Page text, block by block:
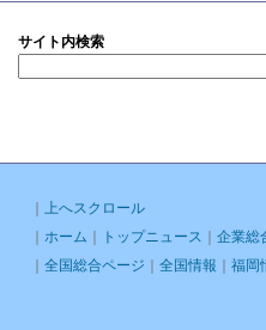
サイト内検索
上へスクロール
ホーム トップニュース 企業総
全国総合ページ 全国情報 福岡